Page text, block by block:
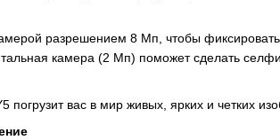
разрешением 8 Мп, чтобы
камера (2 Мп) поможет сделать
вас в мир живых, ярких и четких